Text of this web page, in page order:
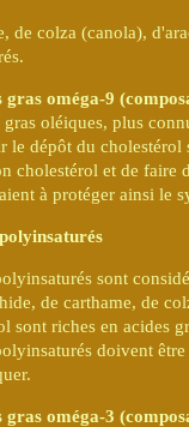
de colza (canola),
gras oméga-9
gras oléiques, plus
le dépôt du cholestérol
cholestérol et de faire
à protéger ainsi le
sont
de carthame, de
sont riches en acides
doivent
gras oméga-3